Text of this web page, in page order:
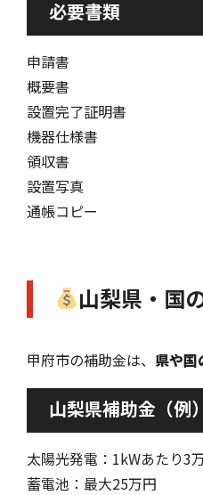
必要書類
申請書
概要書
設置完了証明書
機器仕様書
領収書
設置写真
通帳コピー
山梨県・国
甲府市の補助金は、 県や国
山梨県補助金（例）
太陽光発電：1kWあたり3
蓄電池：最大25万円